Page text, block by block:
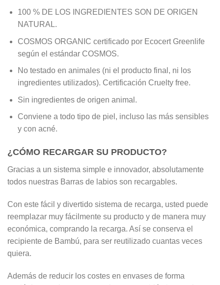
100 % DE LOS INGREDIENTES SON DE ORIGEN
NATURAL.
COSMOS ORGANIC certificado por Ecocert Greenlife
según el estándar COSMOS.
No testado en animales (ni el producto final, ni los
ingredientes utilizados). Certificación Cruelty free.
Sin ingredientes de origen animal.
Conviene a todo tipo de piel, incluso las más sensibles
y con acné.
¿CÓMO RECARGAR SU PRODUCTO?
Gracias a un sistema simple e innovador, absolutamente
todos nuestras Barras de labios son recargables.
Con este fácil y divertido sistema de recarga, usted puede
reemplazar muy fácilmente su producto y de manera muy
económica, comprando la recarga. Así se conserva el
recipiente de Bambú, para ser reutilizado cuantas veces
quiera.
Además de reducir los costes en envases de forma